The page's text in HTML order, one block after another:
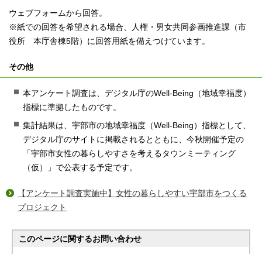
ウェブフォームから回答。
※紙での回答を希望される場合、人権・男女共同参画推進課（市
役所 本庁舎棟5階）に回答用紙を備えつけています。
その他
本アンケート調査は、デジタル庁のWell-Being（地域幸福度）
指標に準拠したものです。
集計結果は、宇部市の地域幸福度（Well-Being）指標として、
デジタル庁のサイトに掲載されるとともに、今秋開催予定の
「宇部市⼥性の暮らしやすさを考えるタウンミーティング
（仮）」で公表する予定です。
【アンケート調査実施中】女性の暮らしやすい宇部市をつくる
プロジェクト
このページに関するお問い合わせ